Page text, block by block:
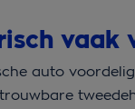
vaak
auto